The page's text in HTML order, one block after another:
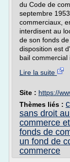
du Code de
septembre
commerciaux,
interdisent au
de son fonds
disposition est
bail commercial
Lire la suite
Site : https://
Thèmes liés :
sans droit au
commerce
fonds de
un fond de
commerce